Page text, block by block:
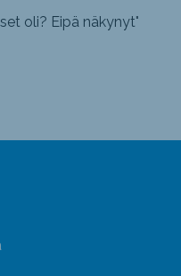
oli? Eipä näkynyt"